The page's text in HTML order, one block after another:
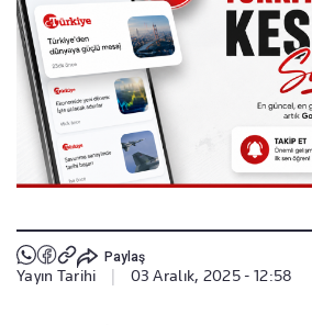
Paylaş
Yayın Tarihi 03 Aralık, 2025 - 12:58